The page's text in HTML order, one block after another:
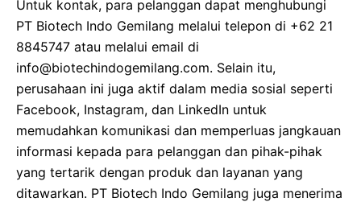
Untuk kontak, para pelanggan dapat menghubungi
PT Biotech Indo Gemilang melalui telepon di +62 21
8845747 atau melalui email di
info@biotechindogemilang.com. Selain itu,
perusahaan ini juga aktif dalam media sosial seperti
Facebook, Instagram, dan LinkedIn untuk
memudahkan komunikasi dan memperluas jangkauan
informasi kepada para pelanggan dan pihak-pihak
yang tertarik dengan produk dan layanan yang
ditawarkan. PT Biotech Indo Gemilang juga menerima